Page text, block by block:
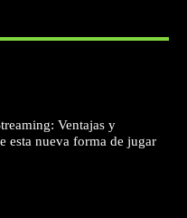
Ventajas y
esta nueva forma de jugar